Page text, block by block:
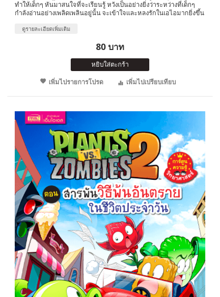
ทำให้เด็กๆ หันมาสนใจที่จะเรียนรู้ หวังเป็นอย่างยิ่งว่าระหว่างที่เด็กๆ
กำลังอ่านอย่างเพลิดเพลินอยู่นั้น จะเข้าใจและหลงรักในเอไอมากยิ่งขึ้น
ดูรายละเอียดเพิ่มเติม
80 บาท
หยิบใส่ตะกร้า
เพิ่มไปรายการโปรด
เพิ่มไปเปรียบเทียบ